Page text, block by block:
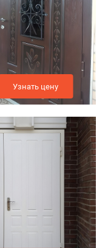
Узнать цену